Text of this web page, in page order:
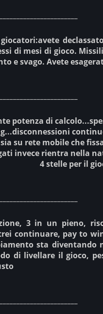
di mesi di gioco.
e svago. Avete
potenza di
su rete mobile che
invece rientra nella
4 stelle per il
3 in un pieno,
continuare, pay to
sta diventando
di livellare il gioco,